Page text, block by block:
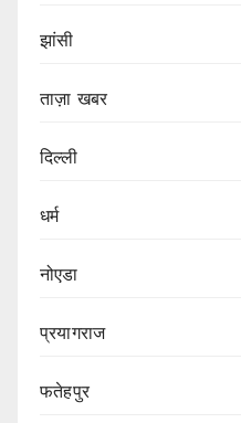
झांसी
ताज़ा खबर
दिल्ली
धर्म
नोएडा
प्रयागराज
फतेहपुर